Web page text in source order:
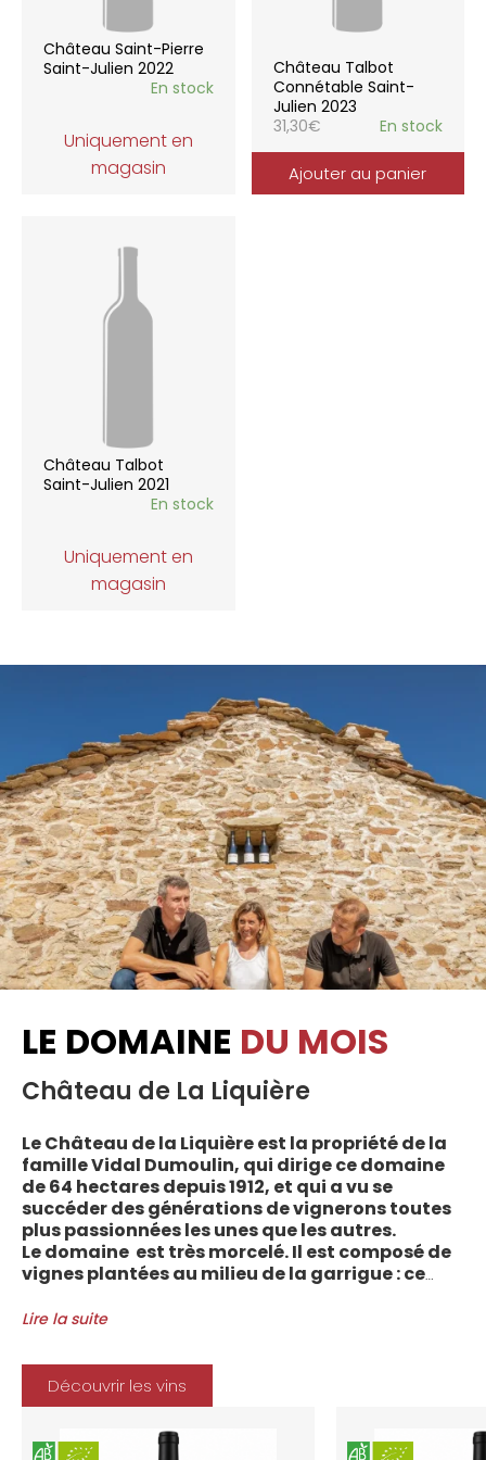
Château Saint-Pierre
Saint-Julien 2022
En stock
Uniquement en
magasin
Château Talbot
Connétable Saint-
Julien 2023
31,30€ En stock
Ajouter au panier
Château Talbot
Saint-Julien 2021
En stock
Uniquement en
magasin
LE DOMAINE DU MOIS
Château de La Liquière
Le Château de la Liquière est la propriété de la
famille Vidal Dumoulin, qui dirige ce domaine
de 64 hectares depuis 1912, et qui a vu se
succéder des générations de vignerons toutes
plus passionnées les unes que les autres.
Le domaine est très morcelé. Il est composé de
vignes plantées au milieu de la garrigue : ce
entre les villages d’Autignac, Caussiniojouls,
l’Appellation. La grande majorité des parcelles,
sur sols de schistes, font face au sud, à la
Méditerranée.
Le vignoble du Château de la Liquière est
agriculture biologique depuis 2008 et 2012
Lire la suite
Découvrir les vins